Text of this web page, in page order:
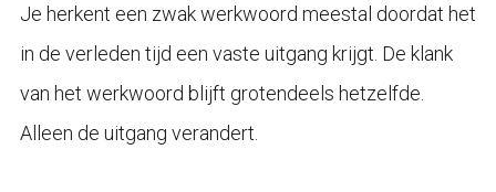
Je herkent een zwak werkwoord meestal doordat het
in de verleden tijd een vaste uitgang krijgt. De klank
van het werkwoord blijft grotendeels hetzelfde.
Alleen de uitgang verandert.